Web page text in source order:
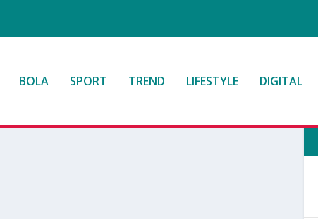
BOLA SPORT TREND LIFESTYLE DIGITAL